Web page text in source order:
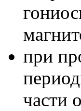
при
части